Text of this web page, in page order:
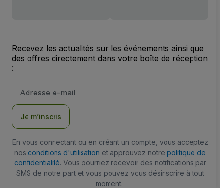
Recevez les actualités sur les événements ainsi que
des offres directement dans votre boîte de réception
:
e-
Je m’inscris
En vous connectant ou en créant un compte, vous acceptez
nos conditions d'utilisation et approuvez notre politique de
confidentialité. Vous pourriez recevoir des notifications par
SMS de notre part et vous pouvez vous désinscrire à tout
moment.